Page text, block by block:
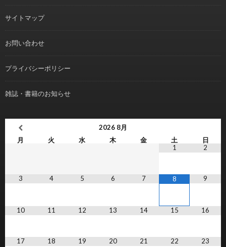
サイトマップ
お問い合わせ
プライバシーポリシー
雑誌・書籍のお知らせ
2026 8月
月
火 水 木 金 土
日
1
2
3 4 5 6 7 8 9
10 11 12 13 14 15 16
17 18 19 20 21 22 23